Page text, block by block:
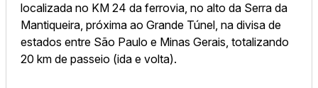
localizada no KM 24 da ferrovia, no alto da Serra da
Mantiqueira, próxima ao Grande Túnel, na divisa de
estados entre São Paulo e Minas Gerais, totalizando
20 km de passeio (ida e volta).